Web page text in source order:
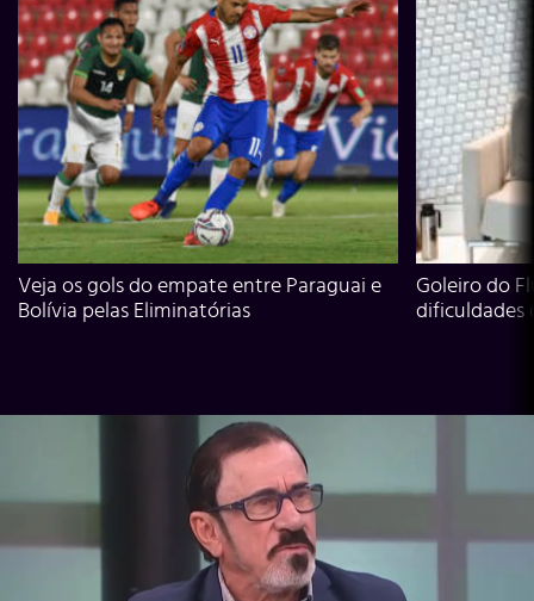
Veja os gols do empate entre Paraguai e
Bolívia pelas Eliminatórias
Goleiro do
dificuldades